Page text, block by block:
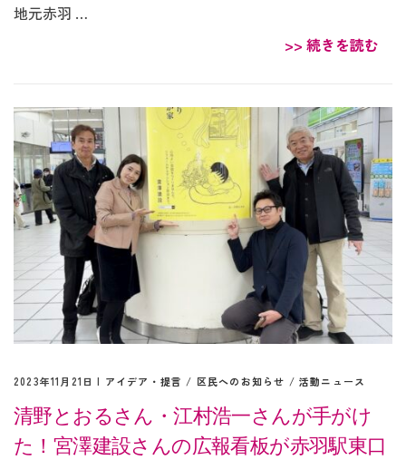
地元赤羽 …
>> 続きを読む
2023年11月21日 | アイデア・提言 / 区民へのお知らせ /活動ニュース
清野とおるさん・江村浩一さんが手がけ
た！宮澤建設さんの広報看板が赤羽駅東口